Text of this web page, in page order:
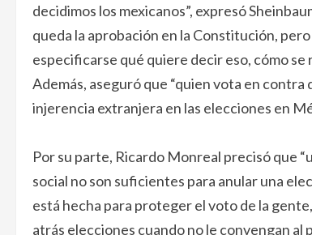
decidimos los mexicanos”, expresó
queda la aprobación en la Constitución,
especificarse qué quiere decir eso, cómo
Además, aseguró que “quien vota en
injerencia extranjera en las elecciones en
Por su parte, Ricardo Monreal precisó que
social no son suficientes para anular una
está hecha para proteger el voto de la
atrás elecciones cuando no le convengan al